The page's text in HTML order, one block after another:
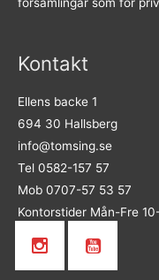
församlingar som för
Kontakt
Ellens backe 1
694 30 Hallsberg
info@tomsing.se
Tel 0582-157 57
Mob 0707-57 53 57
Kontorstider Mån-Fre